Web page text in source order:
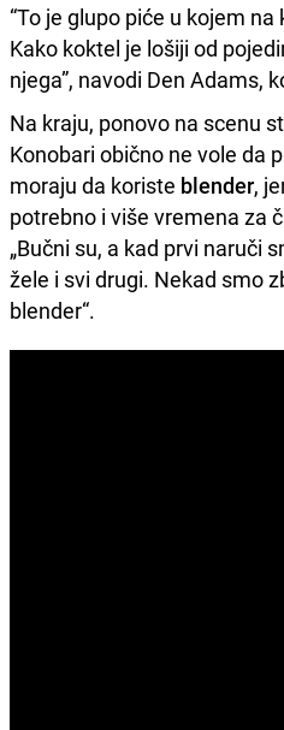
“To je glupo piće u kojem
Kako koktel je lošiji od
njega”, navodi Den Adams,
Na kraju, ponovo na scenu
Konobari obično ne vole da
moraju da koriste blender,
potrebno i više vremena za
„Bučni su, a kad prvi naruči
žele i svi drugi. Nekad smo
blender“.